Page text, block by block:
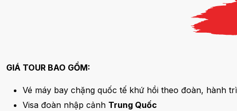
GIÁ TOUR BAO GỒM:
Vé máy bay chặng quốc tế khứ hồi theo đoàn, hành
Visa đoàn nhập cảnh Trung Quốc